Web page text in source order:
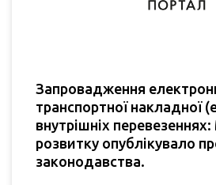
Запровадження
транспортної накладної
внутрішніх перевезеннях:
розвитку опублікувало
законодавства.